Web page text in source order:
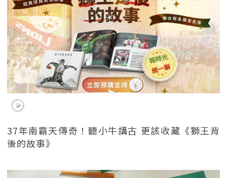
37年南霸天傳奇！聽小牛講古 更該收藏《獅王背
後的故事》